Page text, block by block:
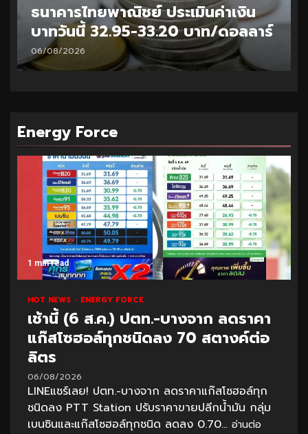
ธนาคารไทยพาณิชย์ ประเมินค่าเงิน
บาทวันนี้ 32.95-33.20 บาท/ดอลลาร์
06/08/2026
Energy Force
1 min read
HOT NEWS ENERGY FORCE
เช้านี้ (6 ส.ค.) ปตท.-บางจาก ลดราคา
แก๊สโซฮอล์ทุกชนิดลง 70 สตางค์ต่อ
ลิตร
06/08/2026
LINEแชร์เลย! ปตท.-บางจาก ลดราคาแก๊สโซฮอล์ทุก
ชนิดลง PTT Station ปรับราคาขายปลีกน้ำมัน กลุ่ม
เบนซินและแก๊สโซฮอล์ทุกชนิด ลดลง 0.70... อ่านต่อ